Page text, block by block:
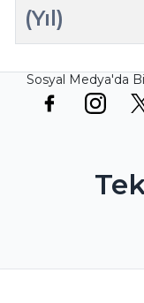
(Yıl)
Sosyal Medya'da